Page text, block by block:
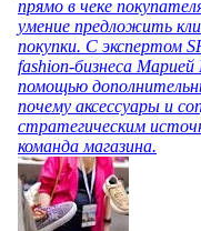
прямо в чеке
умение предложить
покупки. С экспертом
fashion-бизнеса Марией
помощью
почему аксессуары и
стратегическим
команда магазина.